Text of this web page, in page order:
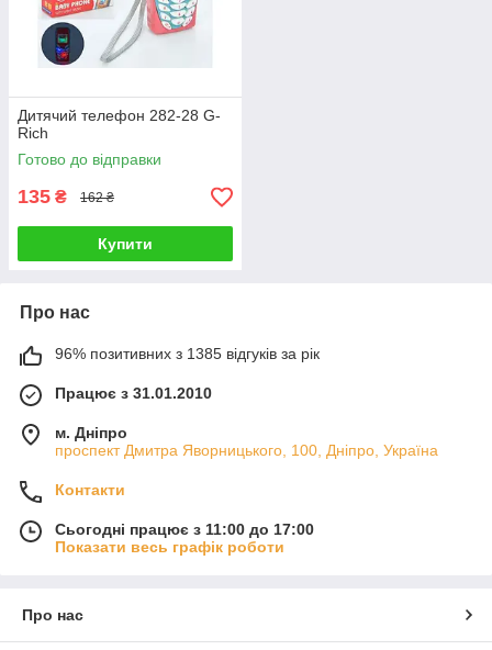
Дитячий телефон 282-28 G-
Rich
Готово до відправки
135 ₴ 162 ₴
Купити
Про нас
96% позитивних з 1385 відгуків за рік
Працює з 31.01.2010
м. Дніпро
проспект Дмитра Яворницького, 100, Дніпро, Україна
Контакти
Сьогодні працює з 11:00 до 17:00
Показати весь графік роботи
Про нас